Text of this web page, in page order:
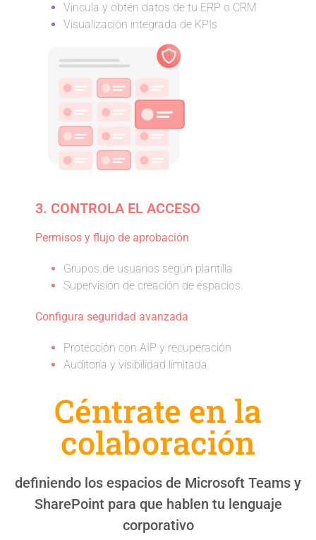
Vincula y obtén datos de tu ERP o CRM
Visualización integrada de KPIs
3. CONTROLA EL ACCESO
Permisos y flujo de aprobación
Grupos de usuarios según plantilla
Supervisión de creación de espacios
Configura seguridad avanzada
Protección con AIP y recuperación
Auditoría y visibilidad limitada
Céntrate en la
colaboración
definiendo los espacios de Microsoft Teams y
SharePoint para que hablen tu lenguaje
corporativo